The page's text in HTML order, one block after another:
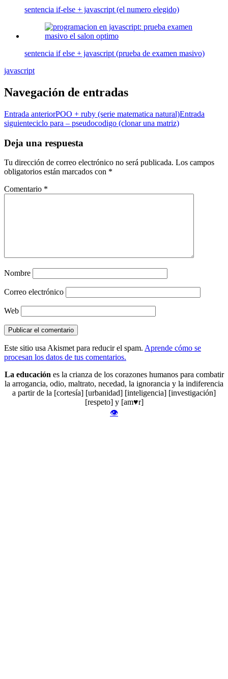
sentencia if-else + javascript (el numero elegido)
sentencia if else + javascript (prueba de examen masivo)
javascript
Navegación de entradas
Entrada anteriorPOO + ruby (serie matematica natural)Entrada
siguienteciclo para – pseudocodigo (clonar una matriz)
Deja una respuesta
Tu dirección de correo electrónico no será publicada. Los campos
obligatorios están marcados con *
Comentario *
Nombre
Correo electrónico
Web
Este sitio usa Akismet para reducir el spam. Aprende cómo se
procesan los datos de tus comentarios.
La educaciónes la crianza de los corazones humanos para combatir
la arrogancia, odio, maltrato, necedad, la ignorancia y la indiferencia
a partir de la [cortesía] [urbanidad] [inteligencia] [investigación]
[respeto] y [am♥r]
👁